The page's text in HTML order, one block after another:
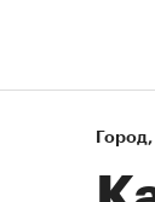
Город⁠,